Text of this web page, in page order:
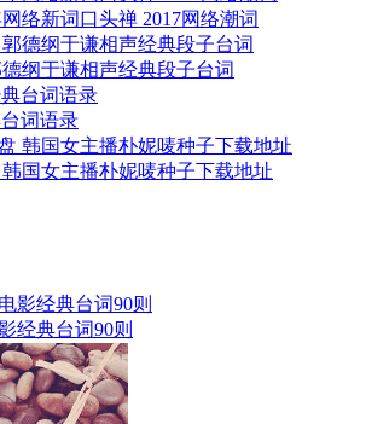
络新词口头禅 2017网络潮词
纲于谦相声经典段子台词
词语录
国女主播朴妮唛种子下载地址
经典台词90则